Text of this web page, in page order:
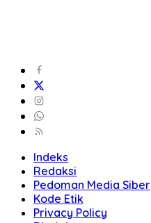
Indeks
Redaksi
Pedoman Media Siber
Kode Etik
Privacy Policy